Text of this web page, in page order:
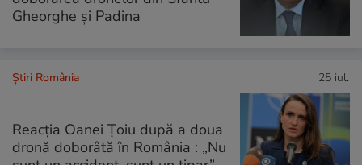
Gheorghe și Padina
Știri România 25 iul.
Reacția Oanei Țoiu după a doua
dronă doborâtă în România : „Nu